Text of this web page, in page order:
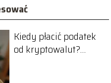
Kiedy płacić podatek
od kryptowalut?